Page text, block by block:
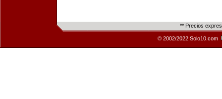
** Precios
© 2002/2022 Solo10.com